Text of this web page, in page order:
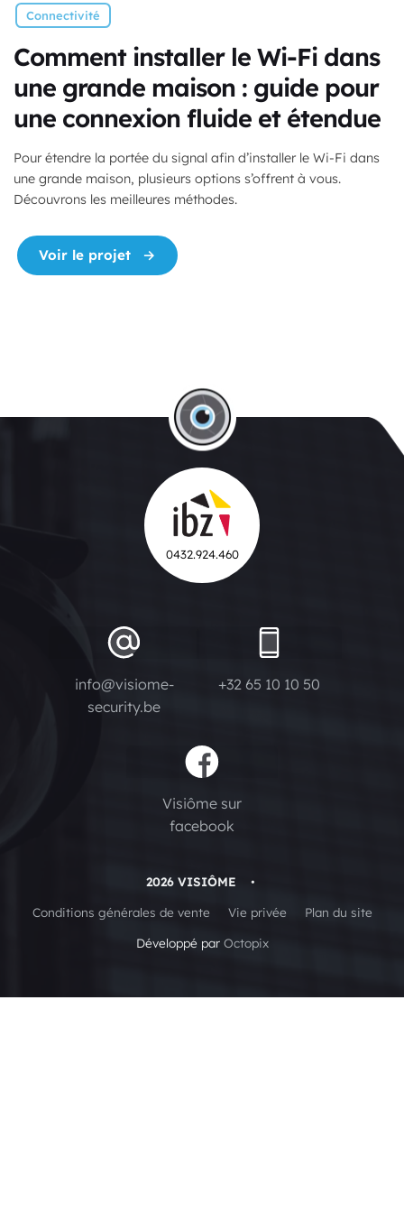
Comment installer le Wi-Fi dans
une grande maison : guide pour
une connexion fluide et étendue
Pour étendre la portée du signal afin d’installer le Wi-Fi dans
une grande maison, plusieurs options s’offrent à vous.
Découvrons les meilleures méthodes.
Voir le projet "Comment installer le Wi-Fi dans
→
Connectivité
0432.924.460
info@visiome-
security.be
+32 65 10 10 50
Visiôme sur
facebook
2026 VISIÔME •
Conditions générales de vente
Vie privée
Plan du site
Développé par Octopix